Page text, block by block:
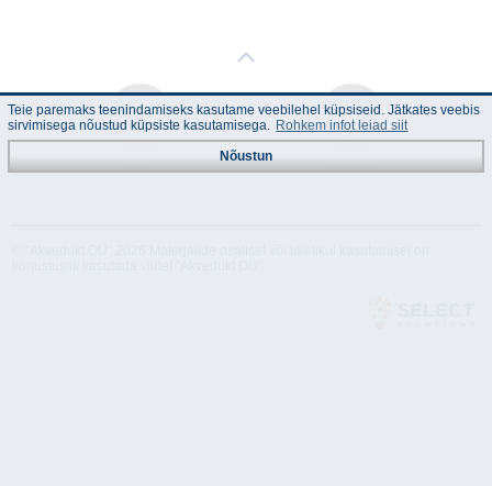
Juhend
Tehnilised
Teie paremaks teenindamiseks kasutame veebilehel küpsiseid. Jätkates veebis
sirvimisega nõustud küpsiste kasutamisega. Rohkem infot leiad siit
Nõustun